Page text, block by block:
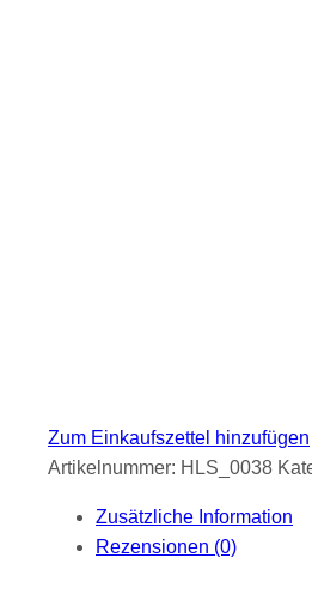
Zum Einkaufszettel hinzufügen
Artikelnummer: HLS_0038
Zusätzliche Information
Rezensionen (0)